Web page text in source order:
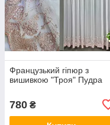
Французький гіпюр з
вишивкою "Троя" Пудра
780 ₴